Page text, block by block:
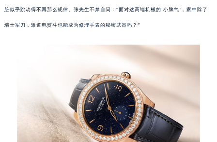
脏似乎跳动得不再那么规律。张先生不禁自问：“面对这高端机械的‘小脾气’，家中除了
瑞士军刀，难道电熨斗也能成为修理手表的秘密武器吗？”